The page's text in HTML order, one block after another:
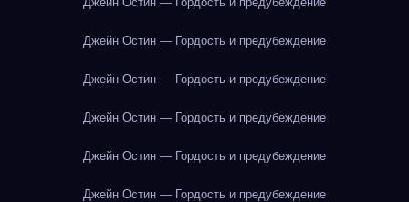
Джейн Остин — Гордость и предубеждение
Джейн Остин — Гордость и предубеждение
Джейн Остин — Гордость и предубеждение
Джейн Остин — Гордость и предубеждение
Джейн Остин — Гордость и предубеждение